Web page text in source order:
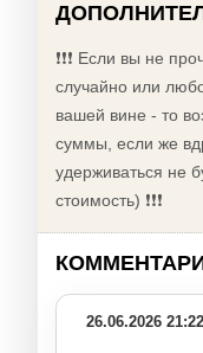
❗❗❗ Если вы не
случайно или
вашей вине - то
суммы, если же
удерживаться не
стоимость) ❗❗❗
26.06.2026